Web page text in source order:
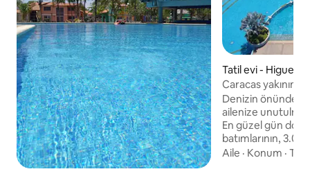
Tatil evi -
Caracas
büyüleyici bir yer
Denizin önündeki
ailenize
En güzel gün
batımlarının,
jakuzilerin,
Aile · Konum ·